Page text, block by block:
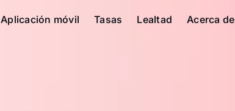
Aplicación móvil Tasas Lealtad Acerca de